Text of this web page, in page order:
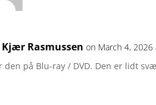
Kjær Rasmussen on March 4, 2026
den på Blu-ray / DVD. Den er lidt